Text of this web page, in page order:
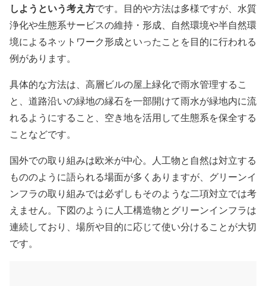
しようという考え方です。目的や方法は多様ですが、水質
浄化や生態系サービスの維持・形成、自然環境や半自然環
境によるネットワーク形成といったことを目的に行われる
例があります。
具体的な方法は、高層ビルの屋上緑化で雨水管理するこ
と、道路沿いの緑地の縁石を一部開けて雨水が緑地内に流
れるようにすること、空き地を活用して生態系を保全する
ことなどです。
国外での取り組みは欧米が中心。人工物と自然は対立する
もののように語られる場面が多くありますが、グリーンイ
ンフラの取り組みでは必ずしもそのような二項対立では考
えません。下図のように人工構造物とグリーンインフラは
連続しており、場所や目的に応じて使い分けることが大切
です。